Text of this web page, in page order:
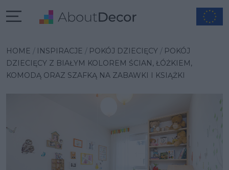
HOME INSPIRACJE POKÓJ DZIECIĘCY
POKÓJ
DZIECIĘCY Z BIAŁYM KOLOREM ŚCIAN, ŁÓŻKIEM,
KOMODĄ ORAZ SZAFKĄ NA ZABAWKI I KSIĄŻKI